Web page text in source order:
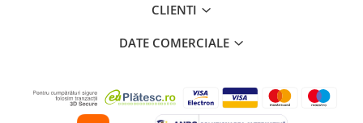
CLIENTI
DATE COMERCIALE